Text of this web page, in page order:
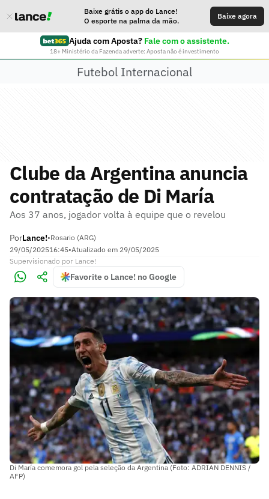
Baixe grátis o app do Lance!
O esporte na palma da mão.
Baixe agora
Ajuda com Aposta? Fale com o assistente.
18+ Ministério da Fazenda adverte: Aposta não é investimento
Futebol Internacional
Clube da Argentina anuncia
contratação de Di María
Aos 37 anos, jogador volta à equipe que o revelou
PorLance!•Rosario (ARG)
29/05/202516:45•Atualizado em 29/05/2025
Supervisionado por Lance!
Favorite o Lance! no Google
Di María comemora gol pela seleção da Argentina (Foto: ADRIAN DENNIS /
AFP)